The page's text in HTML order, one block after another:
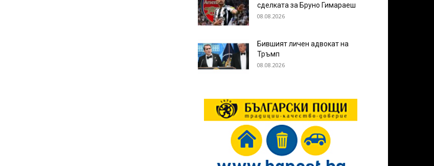
сделката за Бруно Гимараеш
08.08.2026
Бившият личен адвокат на
Тръмп
08.08.2026